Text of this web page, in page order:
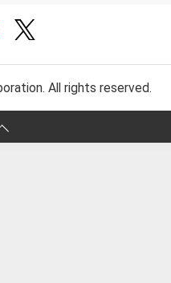
All rights reserved.